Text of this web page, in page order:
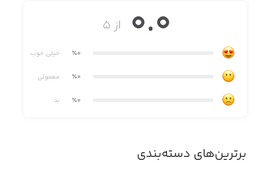
مسیرهای طی‌شده در تله‌اسکی و پیست را دریافت کنید
· از شاخص‌هایی همچون میزان سرعت، ارتفاع، مسافت و... آگاه
· با مقایسه آمار فعلی با آمار فصل قبل، تلاش خود را بیشتر
کرده و پیشرفت کنید
از ۵ 0.0
٪0 خیلی خوب
٪0 معمولی
٪0 بد
برترین‌های دسته‌بندی